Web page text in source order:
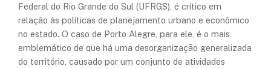
Federal do Rio Grande do Sul (UFRGS), é crítico em
relação às políticas de planejamento urbano e econômico
no estado. O caso de Porto Alegre, para ele, é o mais
emblemático de que há uma desorganização generalizada
do território, causado por um conjunto de atividades